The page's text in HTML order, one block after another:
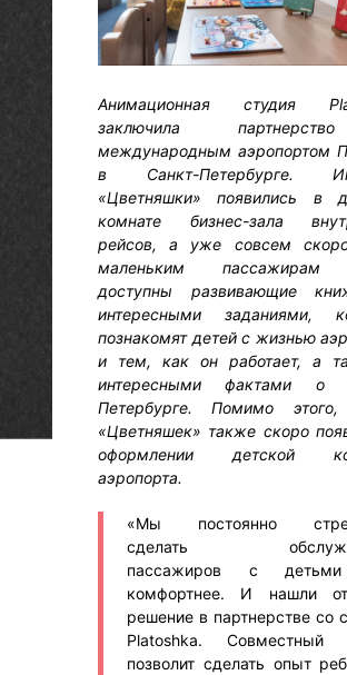
Анимационная студия
заключила
международным аэропортом
в Санкт-Петербурге.
«Цветняшки» появились в
комнате бизнес-зала
рейсов, а уже совсем
маленьким пассажирам
доступны развивающие
интересными заданиями,
познакомят детей с жизнью
и тем, как он работает, а
интересными фактами о
Петербурге. Помимо этого,
«Цветняшек» также скоро
оформлении детской
аэропорта.
«Мы постоянно
сделать
пассажиров с
комфортнее. И нашли
решение в партнерстве со
Platoshka. Совместный
позволит сделать опыт